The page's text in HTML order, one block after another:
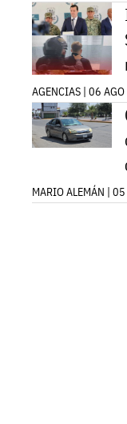
AGENCIAS | 06 AGO
MARIO ALEMÁN |